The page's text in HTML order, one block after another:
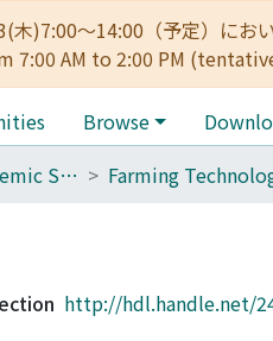
木)7:00～14:00（予定）に
7:00 AM to 2:00 PM
Browse
007_Related Academic Societies
http://hdl.handle.net/